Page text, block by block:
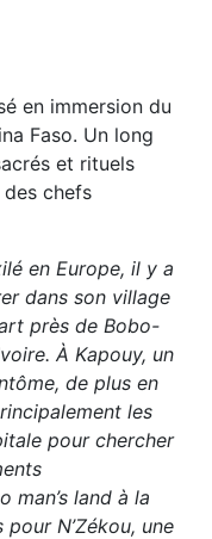
en immersion du
Faso. Un long
et rituels
chefs
en Europe, il y a
dans son village
près de Bobo-
À Kapouy, un
de plus en
les
pour chercher
man’s land à la
N’Zékou, une